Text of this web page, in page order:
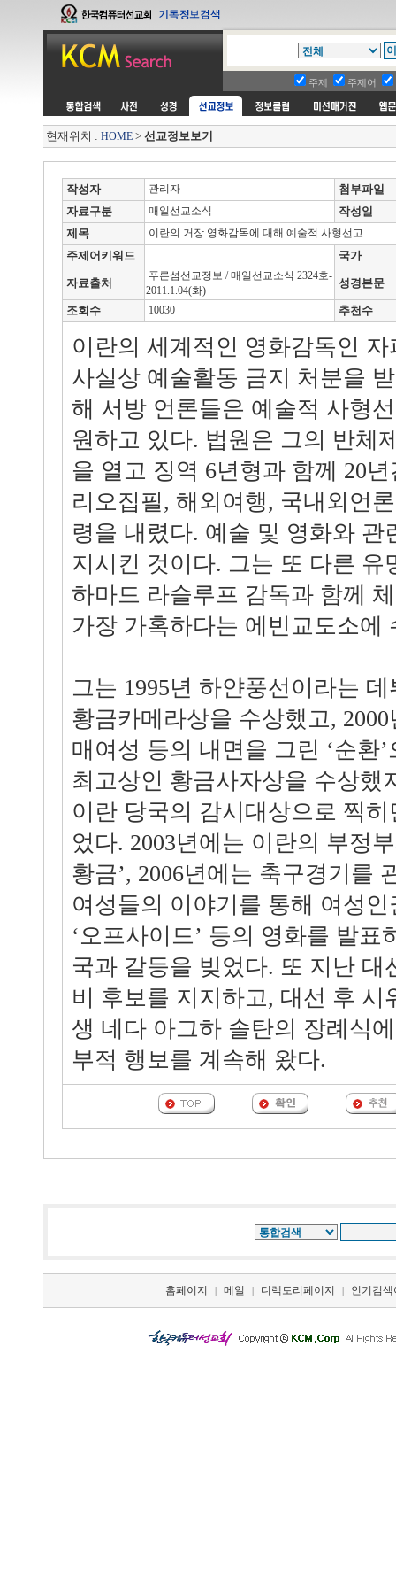
주제 주제어
현재위치 : HOME > 선교정보보기
작성자 관리자
첨부파일
자료구분
매일선교소식
작성일
제목
이란의 거장 영화감독에 대해 예술적 사형선고
주제어키워드 국가
자료출처
푸른섬선교정보 / 매일선교소식 2324호-
2011.1.04(화)
성경본문
조회수 10030 추천수
이란의 세계적인 영화감독인
사실상 예술활동 금지 처분을
해 서방 언론들은 예술적 사형
원하고 있다. 법원은 그의 반체
을 열고 징역 6년형과 함께 20
리오집필, 해외여행, 국내외언
령을 내렸다. 예술 및 영화와 관
지시킨 것이다. 그는 또 다른 유
하마드 라슬루프 감독과 함께
가장 가혹하다는 에빈교도소에
그는 1995년 하얀풍선이라는
황금카메라상을 수상했고,
매여성 등의 내면을 그린 ‘순환
최고상인 황금사자상을 수상했
이란 당국의 감시대상으로 찍
었다. 2003년에는 이란의 부정
황금’, 2006년에는 축구경기를
여성들의 이야기를 통해 여성
‘오프사이드’ 등의 영화를 발표
국과 갈등을 빚었다. 또 지난 대
비 후보를 지지하고, 대선 후 시
생 네다 아그하 솔탄의 장례식
부적 행보를 계속해 왔다.
홈페이지 | 메일 | 디렉토리페이지 | 인기검색